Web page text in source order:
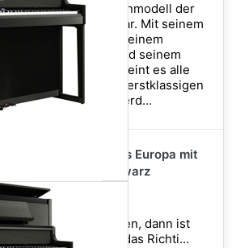
LX-9 stellt das Spitzenmodell der
LX-Serie dar. Mit seinem
Design, seinem
Klang und seinem
Ausdruck vereint es alle
die von einem erstklassigen
erwartet werd...
Klavierbank aus Europa mit
Beinen - Schwarz
(UvP: 249,00)
Sie Wert auf hohe
legen, dann ist
Klavierbank genau das Richti...